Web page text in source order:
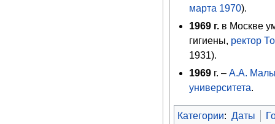
марта 1970).
1969 г. в Москве
гигиены, ректор
1931).
1969 г. –А.А.
университета.
Категории: Даты